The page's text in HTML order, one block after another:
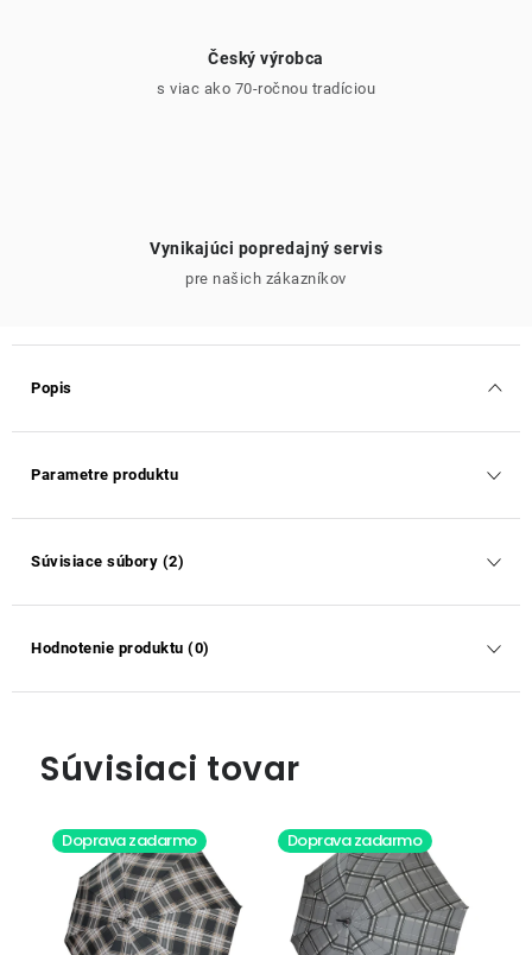
Český výrobca
s viac ako 70-ročnou tradíciou
Vynikajúci popredajný servis
pre našich zákazníkov
Popis
Parametre produktu
Súvisiace súbory (2)
Hodnotenie produktu (0)
Súvisiaci tovar
Doprava zadarmo Doprava zadarmo